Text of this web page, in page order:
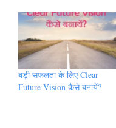
बड़ी सफलता के लिए Clear
Future Vision कैसे बनायें?